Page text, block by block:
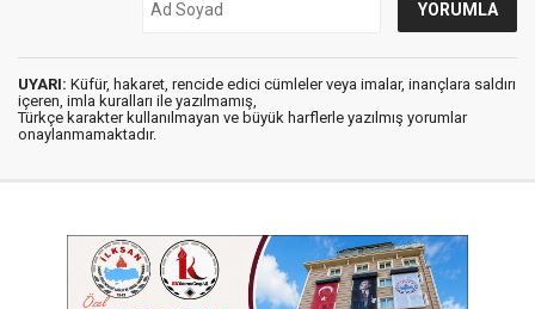
UYARI: Küfür, hakaret, rencide edici cümleler veya imalar, inançlara saldırı
içeren, imla kuralları ile yazılmamış,
Türkçe karakter kullanılmayan ve büyük harflerle yazılmış yorumlar
onaylanmamaktadır.